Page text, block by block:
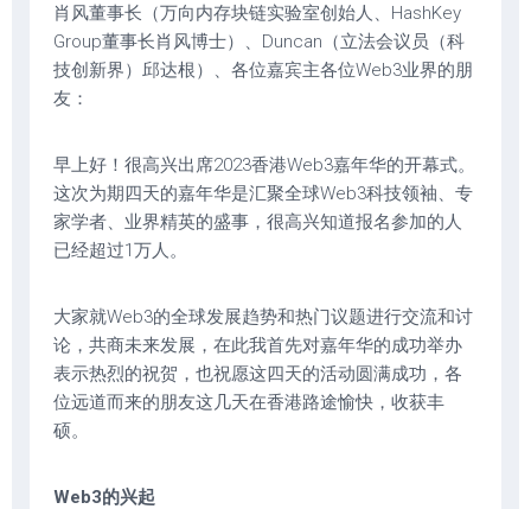
肖风董事长（万向内存块链实验室创始人、HashKey
Group董事长肖风博士）、Duncan（立法会议员（科
技创新界）邱达根）、各位嘉宾主各位Web3业界的朋
友：
早上好！很高兴出席2023香港Web3嘉年华的开幕式。
这次为期四天的嘉年华是汇聚全球Web3科技领袖、专
家学者、业界精英的盛事，很高兴知道报名参加的人
已经超过1万人。
大家就Web3的全球发展趋势和热门议题进行交流和讨
论，共商未来发展，在此我首先对嘉年华的成功举办
表示热烈的祝贺，也祝愿这四天的活动圆满成功，各
位远道而来的朋友这几天在香港路途愉快，收获丰
硕。
Web3的兴起